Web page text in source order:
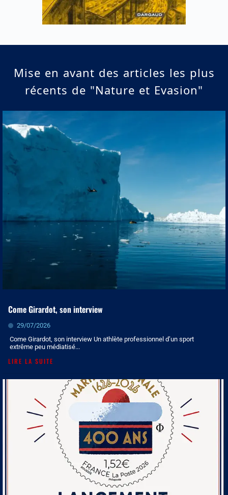
Mise en avant des articles les plus
récents de "Nature et Evasion"
Come Girardot, son interview
29/07/2026
Come Girardot, son interview Un athlète professionnel d’un sport
extrême peu médiatisé...
LIRE LA SUITE